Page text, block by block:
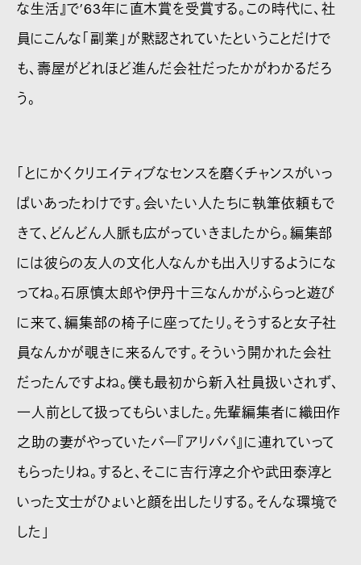
な生活』で’63年に直木賞を受賞する。この時代に、社
員にこんな「副業」が黙認されていたということだけで
も、壽屋がどれほど進んだ会社だったかがわかるだろ
う。
「とにかくクリエイティブなセンスを磨くチャンスがいっ
ぱいあったわけです。会いたい人たちに執筆依頼もで
きて、どんどん人脈も広がっていきましたから。編集部
には彼らの友人の文化人なんかも出入りするようにな
ってね。石原慎太郎や伊丹十三なんかがふらっと遊び
に来て、編集部の椅子に座ってたり。そうすると女子社
員なんかが覗きに来るんです。そういう開かれた会社
だったんですよね。僕も最初から新入社員扱いされず、
一人前として扱ってもらいました。先輩編集者に織田作
之助の妻がやっていたバー『アリババ』に連れていって
もらったりね。すると、そこに吉行淳之介や武田泰淳と
いった文士がひょいと顔を出したりする。そんな環境で
した」